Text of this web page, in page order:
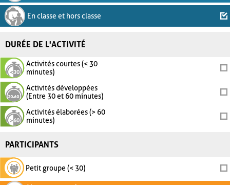
En classe et hors classe
DURÉE DE L'ACTIVITÉ
Activités courtes (< 30
minutes)
Activités développées
(Entre 30 et 60 minutes)
Activités élaborées (> 60
minutes)
PARTICIPANTS
Petit groupe (< 30)